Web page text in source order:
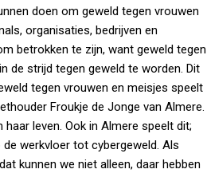
doen om geweld tegen vrouwen
organisaties, bedrijven en
betrokken te zijn, want geweld tegen
de strijd tegen geweld te worden. Dit
tegen vrouwen en meisjes speelt
Froukje de Jonge van Almere.
leven. Ook in Almere speelt dit;
werkvloer tot cybergeweld. Als
kunnen we niet alleen, daar hebben